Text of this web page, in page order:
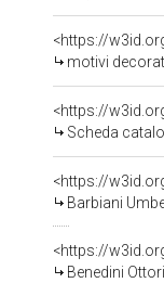
<https://
motivi decorativi/
<https://
Scheda
<https://
Barbiani
<https://
Benedini